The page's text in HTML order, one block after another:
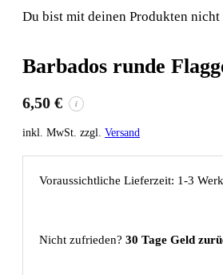
Du bist mit deinen Produkten
Barbados runde
6,50 € i
inkl. MwSt. zzgl. Versand
Voraussichtliche Lieferzeit: 1-3
Nicht zufrieden? 30 Tage Geld